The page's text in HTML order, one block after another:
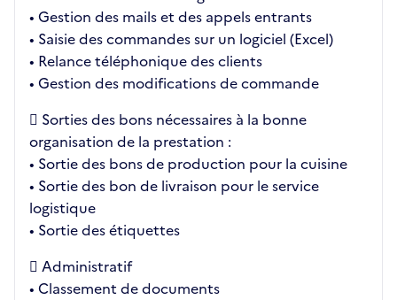
• Gestion des mails et des appels entrants
• Saisie des commandes sur un logiciel (Excel)
• Relance téléphonique des clients
• Gestion des modifications de commande
 Sorties des bons nécessaires à la bonne
organisation de la prestation :
• Sortie des bons de production pour la cuisine
• Sortie des bon de livraison pour le service
logistique
• Sortie des étiquettes
 Administratif
• Classement de documents